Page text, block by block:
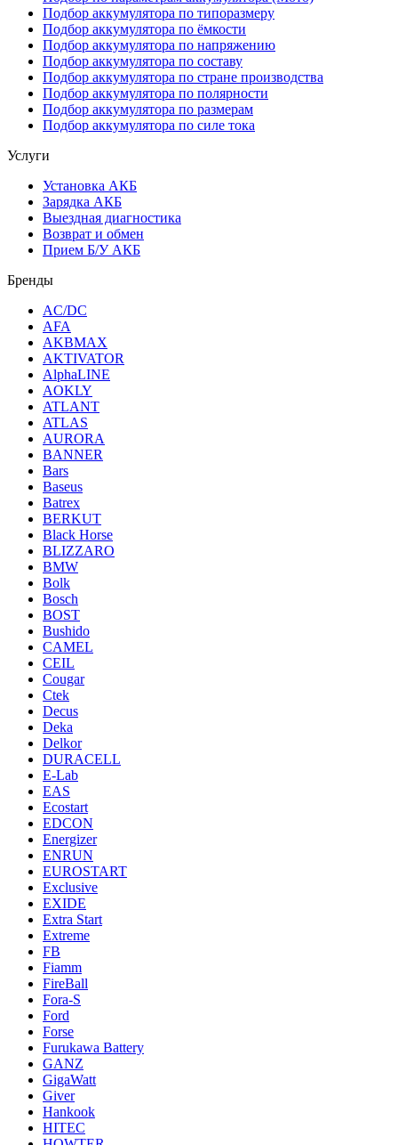
Подбор аккумулятора по типоразмеру
Подбор аккумулятора по ёмкости
Подбор аккумулятора по напряжению
Подбор аккумулятора по составу
Подбор аккумулятора по стране производства
Подбор аккумулятора по полярности
Подбор аккумулятора по размерам
Подбор аккумулятора по силе тока
Услуги
Установка АКБ
Зарядка АКБ
Выездная диагностика
Возврат и обмен
Прием Б/У АКБ
Бренды
AC/DC
AFA
AKBMAX
AKTIVATOR
AlphaLINE
AOKLY
ATLANT
ATLAS
AURORA
BANNER
Bars
Baseus
Batrex
BERKUT
Black Horse
BLIZZARO
BMW
Bolk
Bosch
BOST
Bushido
CAMEL
CEIL
Cougar
Ctek
Decus
Deka
Delkor
DURACELL
E-Lab
EAS
Ecostart
EDCON
Energizer
ENRUN
EUROSTART
Exclusive
EXIDE
Extra Start
Extreme
FB
Fiamm
FireBall
Fora-S
Ford
Forse
Furukawa Battery
GANZ
GigaWatt
Giver
Hankook
HITEC